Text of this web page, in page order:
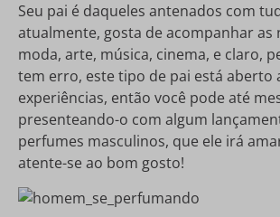
Seu pai é daqueles antenados com
atualmente, gosta de acompanhar as
moda, arte, música, cinema, e claro,
tem erro, este tipo de pai está aberto
experiências, então você pode até
presenteando-o com algum
perfumes masculinos, que ele irá
atente-se ao bom gosto!